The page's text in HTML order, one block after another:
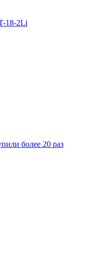
18-2Li
более 20 раз